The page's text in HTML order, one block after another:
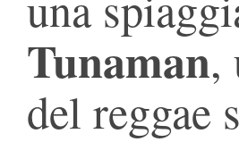
Tunaman,
del